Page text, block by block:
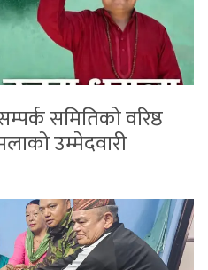
समितिको वरिष्ठ
उम्मेदवारी